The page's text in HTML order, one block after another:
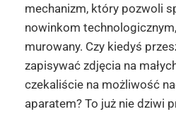
mechanizm, który pozwoli
nowinkom
murowany. Czy kiedyś
zapisywać zdjęcia na
czekaliście na możliwość
aparatem? To już nie dziwi